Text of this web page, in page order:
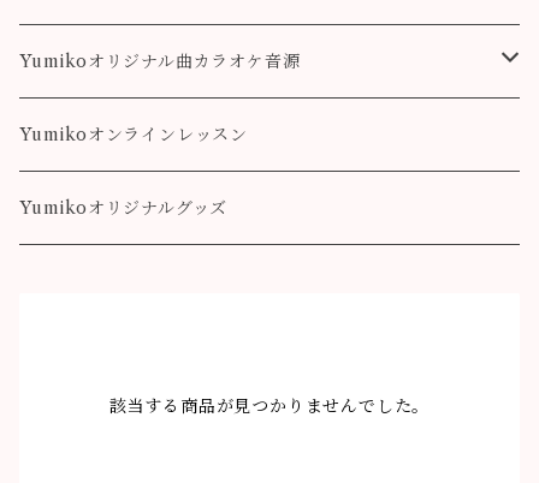
Destiny
colorful
Landscape
Fairy Song
Yumikoオリジナル曲カラオケ音源
Pleasure
Destiny
Yumikoオンラインレッスン
Yumikoオリジナルグッズ
該当する商品が見つかりませんでした。